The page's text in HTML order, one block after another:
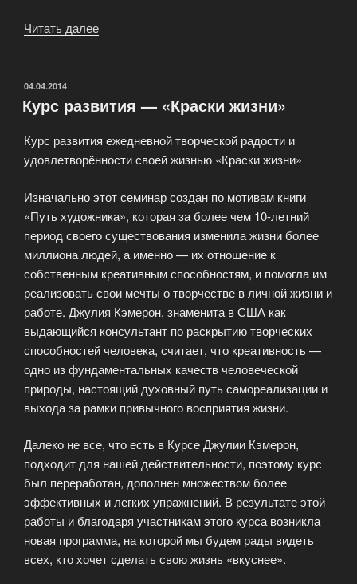
Читать далее
ОПУБЛИКОВАНО
04.04.2014
Курс развития — «Краски жизни»
Курс развития ежедневной творческой радости и
удовлетворённости своей жизнью «Краски жизни»
Изначально этот семинар создан по мотивам книги
«Путь художника», которая за более чем 10-летний
период своего существования изменила жизни более
миллиона людей, а именно — их отношение к
собственным креативным способностям, и помогла им
реализовать свои мечты о творчестве в личной жизни и
работе. Джулия Кэмерон, знаменита в США как
выдающийся консультант по раскрытию творческих
способностей человека, считает, что креативность —
одно из фундаментальных качеств человеческой
природы, настоящий духовный путь самореализации и
выхода за рамки привычного восприятия жизни.
Далеко не все, что есть в Курсе Джулии Кэмерон,
подходит для нашей действительности, поэтому курс
был переработан, дополнен множеством более
эффективных и легких упражнений. В результате этой
работы и благодаря участникам этого курса возникла
новая программа, на которой мы будем рады видеть
всех, кто хочет сделать свою жизнь «вкуснее».